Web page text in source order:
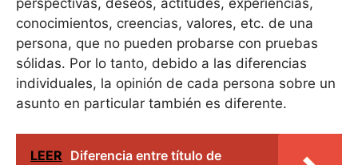
conocimientos, creencias, valores, etc. de una
persona, que no pueden probarse con pruebas
sólidas. Por lo tanto, debido a las diferencias
individuales, la opinión de cada persona sobre un
asunto en particular también es diferente.
LEER Diferencia entre título de